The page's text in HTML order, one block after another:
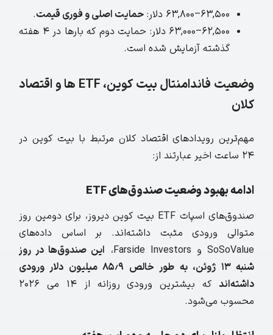
۶۳,۵۰۰–۶۳,۸۰۰ دلار:
حمایت اصلی و فوری قیمت.
۶۲,۵۰۰–۶۳,۰۰۰ دلار: حمایت دوم که بارها در ۴ هفته
گذشته آزمایش شده است.
وضعیت فاندامنتال بیت کوین، ETF ها و اقتصاد
کلان
مهم‌ترین رویدادهای اقتصاد کلان مرتبط با بیت کوین در
۲۴ ساعت اخیر عبارتند از:
ادامه بهبود وضعیت صندوق‌های ETF
صندوق‌های اسپات ETF بیت‌ کوین دیروز، برای دومین روز
متوالی ورودی مثبت داشته‌اند. بر اساس داده‌های
SoSoValue و Farside Investors،
این صندوق‌ها در روز
شنبه۱۳ ژوئن، به طور خالص
۸۵٫۹ میلیون دلار ورودی
داشته‌اند
که بیشترین ورودی روزانه از ۱۴ می ۲۰۲۶
محسوب می‌شود.